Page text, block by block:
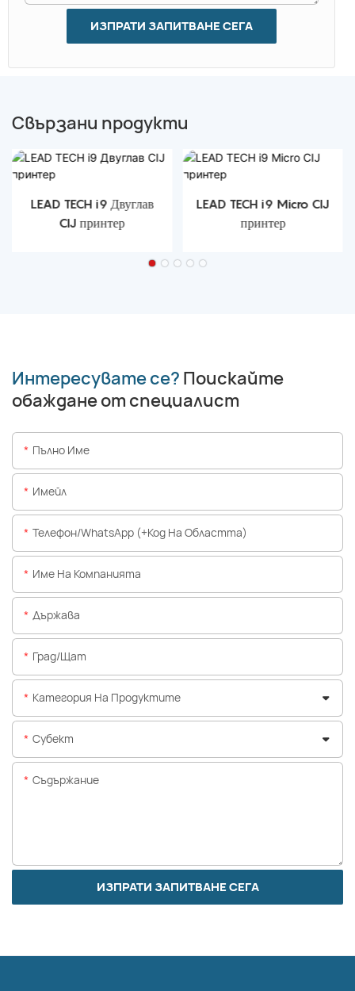
ИЗПРАТИ ЗАПИТВАНЕ СЕГА
Свързани продукти
LEAD TECH i9 Двуглав
CIJ принтер
LEAD TECH i9 Micro CIJ
принтер
Интересувате се? Поискайте
обаждане от специалист
Пълно Име
Имейл
Телефон/WhatsApp (+Код На Областта)
Име На Компанията
Държава
Град/щат
Категория На Продуктите
Субект
Съдържание
ИЗПРАТИ ЗАПИТВАНЕ СЕГА